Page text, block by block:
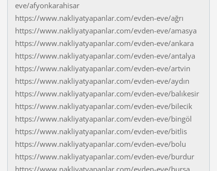
eve/afyonkarahisar
https://www.nakliyatyapanlar.com/evden-eve/ağrı
https://www.nakliyatyapanlar.com/evden-eve/amasya
https://www.nakliyatyapanlar.com/evden-eve/ankara
https://www.nakliyatyapanlar.com/evden-eve/antalya
https://www.nakliyatyapanlar.com/evden-eve/artvin
https://www.nakliyatyapanlar.com/evden-eve/aydın
https://www.nakliyatyapanlar.com/evden-eve/balıkesir
https://www.nakliyatyapanlar.com/evden-eve/bilecik
https://www.nakliyatyapanlar.com/evden-eve/bingöl
https://www.nakliyatyapanlar.com/evden-eve/bitlis
https://www.nakliyatyapanlar.com/evden-eve/bolu
https://www.nakliyatyapanlar.com/evden-eve/burdur